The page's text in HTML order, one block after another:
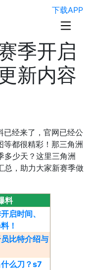
下载APP
季开启
新内容
经来了，官网已经公
都很精彩！那三角洲
多少天？这里三角洲
总，助力大家新赛季做
料
启时间、
！
比特介绍与
么刀？s7